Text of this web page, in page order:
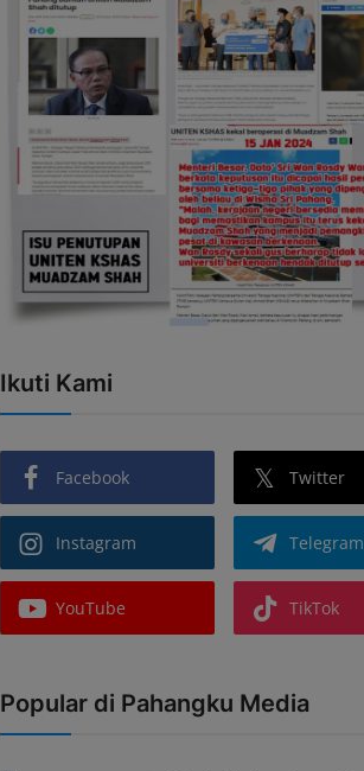
Ikuti Kami
Facebook Twitter
Instagram Telegram
YouTube TikTok
Popular di Pahangku Media